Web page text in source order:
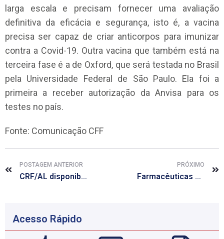
larga escala e precisam fornecer uma avaliação
definitiva da eficácia e segurança, isto é, a vacina
precisa ser capaz de criar anticorpos para imunizar
contra a Covid-19. Outra vacina que também está na
terceira fase é a de Oxford, que será testada no Brasil
pela Universidade Federal de São Paulo. Ela foi a
primeira a receber autorização da Anvisa para os
testes no país.
Fonte: Comunicação CFF
POSTAGEM ANTERIOR
CRF/AL disponibiliza atendimento virtual a partir desta terça, 21 de julho
PRÓXIMO
Farmacêuticas pedem apoio de colegas na campanha sinal vermelho
Acesso Rápido